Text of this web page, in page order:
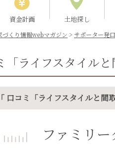
資金計画 土地探し
づくり情報webマガジン > サポーター発
「ライフスタイルと
「 口コミ「ライフスタイルと間
ファミリ